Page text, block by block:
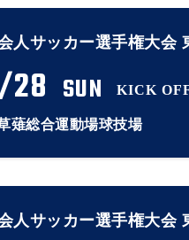
人サッカー選手権大会
SUN KICK
薙総合運動場球技場
人サッカー選手権大会